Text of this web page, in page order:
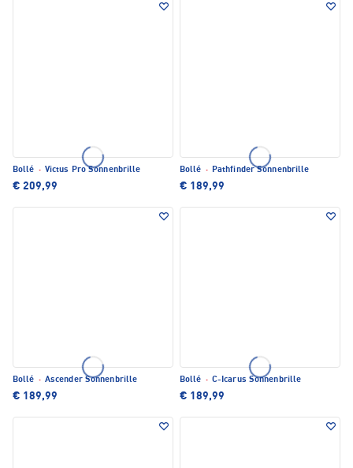
Bollé · Victus Pro Sonnenbrille
€ 209,99
Bollé · Pathfinder Sonnenbrille
€ 189,99
Bollé · Ascender Sonnenbrille
€ 189,99
Bollé · C-Icarus Sonnenbrille
€ 189,99